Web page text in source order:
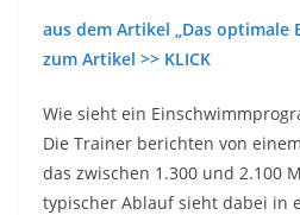
aus dem Artikel „Das optimale
zum Artikel >> KLICK
Wie sieht ein
Die Trainer berichten von
das zwischen 1.300 und 2.100
typischer Ablauf sieht dabei in